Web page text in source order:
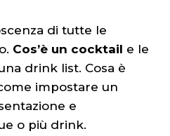
di tutte le
Cos’è un cocktail e le
drink list. Cosa è
impostare un
e
o più drink.